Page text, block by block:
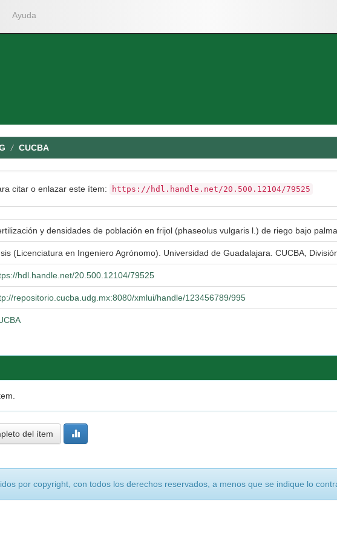
Ayuda
CUCBA
citar o enlazar este ítem: https://hdl.handle.net/20.500.12104/79525
y densidades de población en frijol (phaseolus vulgaris l.) de riego bajo
(Licenciatura en Ingeniero Agrónomo). Universidad de Guadalajara. CUCBA,
hdl.handle.net/20.500.12104/79525
repositorio.cucba.udg.mx:8080/xmlui/handle/123456789/995
del ítem
por copyright, con todos los derechos reservados, a menos que se indique lo